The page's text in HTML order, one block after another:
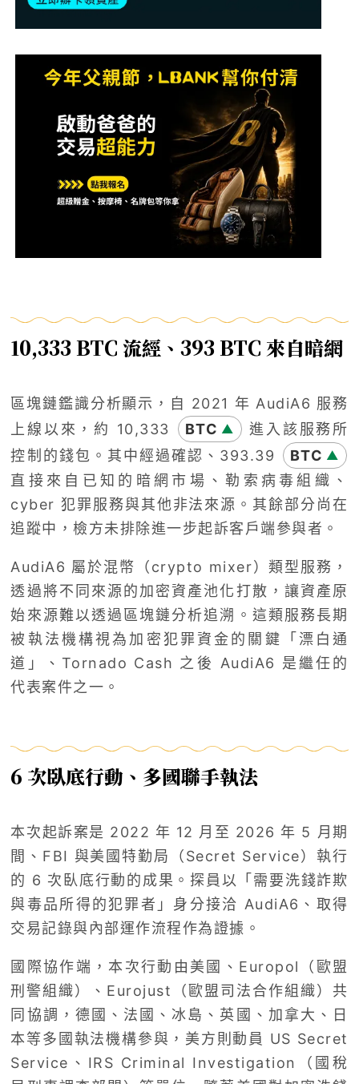
10,333 BTC 流經、393 BTC 來自暗網
區塊鏈鑑識分析顯示，自 2021 年 AudiA6 服務
上線以來，約 10,333
BTC ▲
進入該服務所
控制的錢包。其中經過確認、393.39
BTC ▲
直接來自已知的暗網市場、勒索病毒組織、
cyber 犯罪服務與其他非法來源。其餘部分尚在
追蹤中，檢方未排除進一步起訴客戶端參與者。
AudiA6 屬於混幣（crypto mixer）類型服務，
透過將不同來源的加密資產池化打散，讓資產原
始來源難以透過區塊鏈分析追溯。這類服務長期
被執法機構視為加密犯罪資金的關鍵「漂白通
道」、Tornado Cash 之後 AudiA6 是繼任的
代表案件之一。
6 次臥底行動、多國聯手執法
本次起訴案是 2022 年 12 月至 2026 年 5 月期
間、FBI 與美國特勤局（Secret Service）執行
的 6 次臥底行動的成果。探員以「需要洗錢詐欺
與毒品所得的犯罪者」身分接洽 AudiA6、取得
交易記錄與內部運作流程作為證據。
國際協作端，本次行動由美國、Europol（歐盟
刑警組織）、Eurojust（歐盟司法合作組織）共
同協調，德國、法國、冰島、英國、加拿大、日
本等多國執法機構參與，美方則動員 US Secret
Service、IRS Criminal Investigation（國稅